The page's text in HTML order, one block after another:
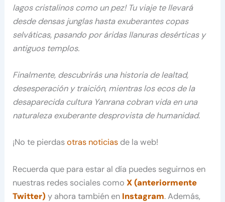
lagos cristalinos como un pez! Tu viaje te llevará
desde densas junglas hasta exuberantes copas
selváticas, pasando por áridas llanuras desérticas y
antiguos templos.
Finalmente, descubrirás una historia de lealtad,
desesperación y traición, mientras los ecos de la
desaparecida cultura Yanrana cobran vida en una
naturaleza exuberante desprovista de humanidad.
¡No te pierdasotras noticias de la web!
Recuerda que para estar al día puedes seguirnos en
nuestras redes sociales comoX (anteriormente
Twitter) y ahora también en Instagram. Además,